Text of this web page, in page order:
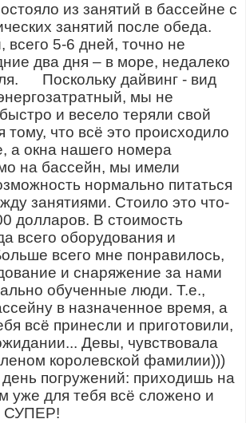
из занятий в бассейне с
занятий после обеда.
всего 5-6 дней, точно не
два дня – в море, недалеко
Поскольку дайвинг - вид
мы не
и весело теряли свой
тому, что всё это происходило
а окна нашего номера
на бассейн, мы имели
нормально питаться
занятиями. Стоило это что-
долларов. В стоимость
всего оборудования и
всего мне понравилось,
и снаряжение за нами
обученные люди. Т.е.,
в назначенное время, а
всё принесли и приготовили,
Девы, чувствовала
королевской фамилии)))
погружений: приходишь на
уже для тебя всё сложено и
СУПЕР!